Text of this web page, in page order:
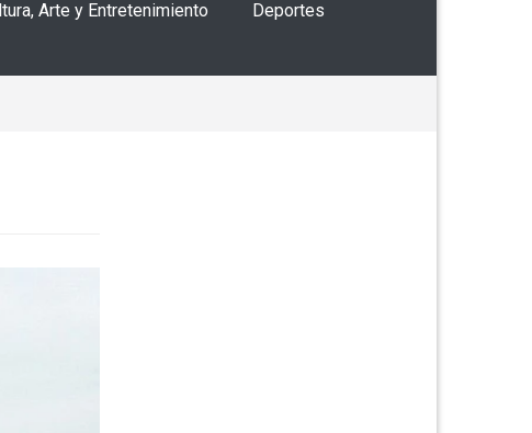
Arte y Entretenimiento Deportes